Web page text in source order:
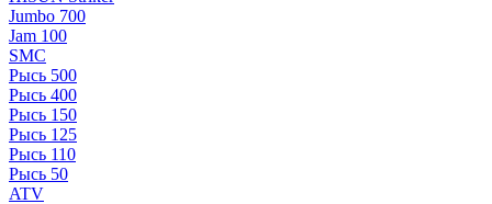
Jumbo 700
Jam 100
SMC
Рысь 500
Рысь 400
Рысь 150
Рысь 125
Рысь 110
Рысь 50
ATV